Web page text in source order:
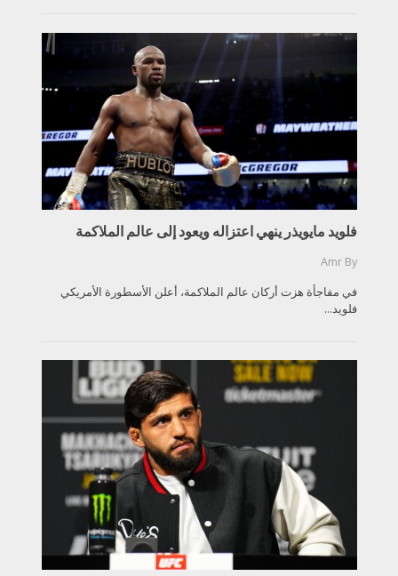
فلويد مايويذر ينهي اعتزاله ويعود إلى عالم الملاكمة
By
Amr
في مفاجأة هزت أركان عالم الملاكمة، أعلن الأسطورة الأمريكي
فلويد...